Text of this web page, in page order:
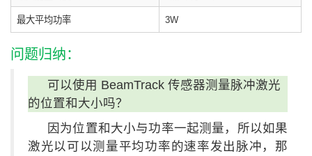
最大平均功率 3W
问题归纳：
可以使用 BeamTrack 传感器测量脉冲激光
的位置和大小吗？
因为位置和大小与功率一起测量，所以如果
激光以可以测量平均功率的速率发出脉冲，那